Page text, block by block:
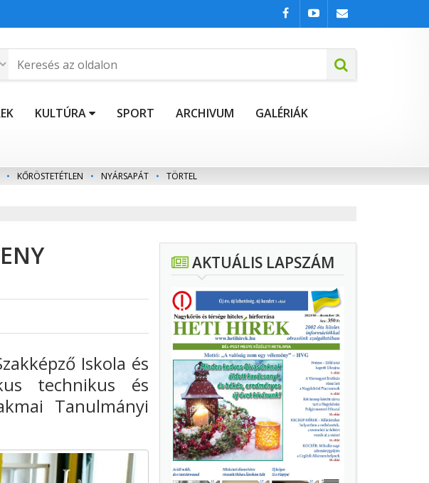
KULTÚRA SPORT ARCHIVUM GALÉRIÁK
• KŐRÖSTETÉTLEN • NYÁRSAPÁT • TÖRTEL
Iskola és
technikus és
Tanulmányi
AKTUÁLIS LAPSZÁM